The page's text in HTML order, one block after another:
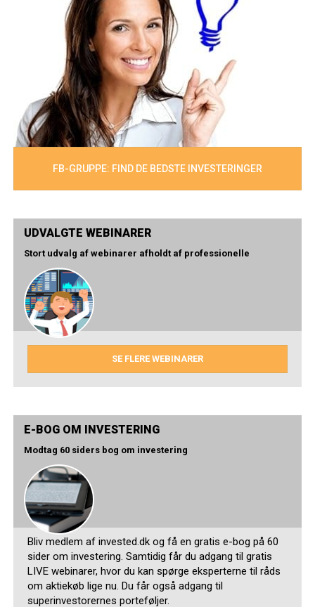
FB-GRUPPE: FIND DE BEDSTE INVESTERINGER
UDVALGTE WEBINARER
Stort udvalg af webinarer afholdt af professionelle
SE FLERE WEBINARER
E-BOG OM INVESTERING
Modtag 60 siders bog om investering
Bliv medlem af invested.dk og få en gratis e-bog på 60
sider om investering. Samtidig får du adgang til gratis
LIVE webinarer, hvor du kan spørge eksperterne til råds
om aktiekøb lige nu. Du får også adgang til
superinvestorernes porteføljer.